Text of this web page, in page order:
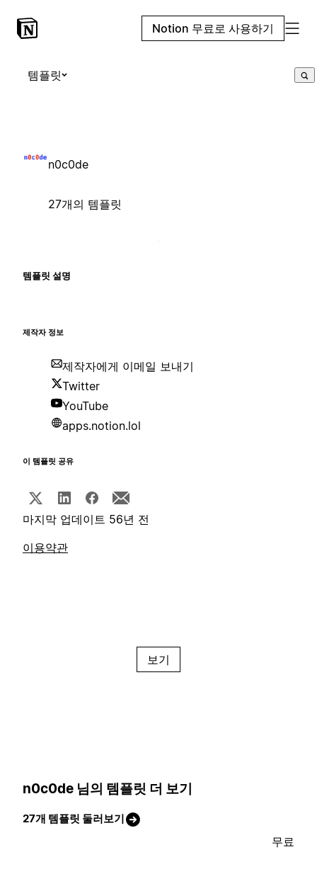
Notion 무료로 사용하기
템플릿
n0c0de
27개의 템플릿
템플릿 설명
제작자 정보
제작자에게 이메일 보내기
Twitter
YouTube
apps.notion.lol
이 템플릿 공유
마지막 업데이트 56년 전
이용약관
보기
n0c0de 님의 템플릿 더 보기
27개 템플릿 둘러보기
무료